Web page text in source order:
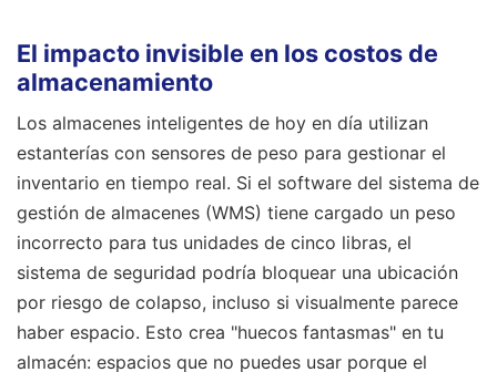
El impacto invisible en los costos de
almacenamiento
Los almacenes inteligentes de hoy en día utilizan
estanterías con sensores de peso para gestionar el
inventario en tiempo real. Si el software del sistema de
gestión de almacenes (WMS) tiene cargado un peso
incorrecto para tus unidades de cinco libras, el
sistema de seguridad podría bloquear una ubicación
por riesgo de colapso, incluso si visualmente parece
haber espacio. Esto crea "huecos fantasmas" en tu
almacén: espacios que no puedes usar porque el